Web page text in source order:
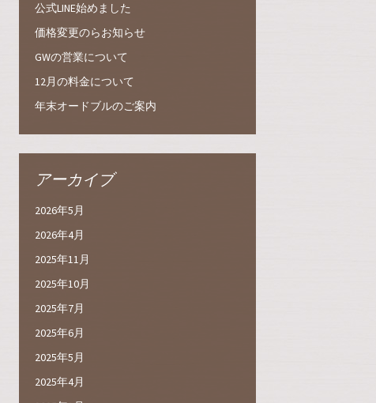
公式LINE始めました
価格変更のらお知らせ
GWの営業について
12月の料金について
年末オードブルのご案内
アーカイブ
2026年5月
2026年4月
2025年11月
2025年10月
2025年7月
2025年6月
2025年5月
2025年4月